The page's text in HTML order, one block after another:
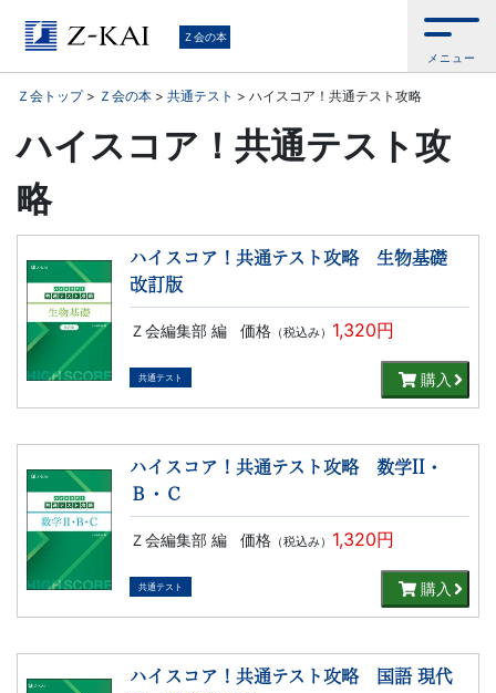
学
習
参
考
書
か
ら、
語
学
書、
幼
児・
小
Ｚ会の本
メニュー
Ｚ会トップ> Ｚ会の本 > 共通テスト > ハイスコア！共通テスト攻略
ハイスコア！共通テスト攻
略
ハイスコア！共通テスト攻略 生物基礎
改訂版
Ｚ会編集部 編 価格（税込み） 1,320円
共通テスト 購入
ハイスコア！共通テスト攻略 数学II・
Ｂ・Ｃ
Ｚ会編集部 編 価格（税込み） 1,320円
共通テスト 購入
ハイスコア！共通テスト攻略 国語 現代